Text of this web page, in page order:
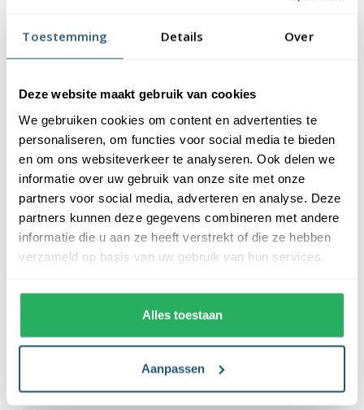
Toestemming Details Over
Deze website maakt gebruik van cookies
We gebruiken cookies om content en advertenties te
personaliseren, om functies voor social media te bieden
en om ons websiteverkeer te analyseren. Ook delen we
informatie over uw gebruik van onze site met onze
partners voor social media, adverteren en analyse. Deze
partners kunnen deze gegevens combineren met andere
informatie die u aan ze heeft verstrekt of die ze hebben
verzameld op basis van uw gebruik van hun services.
Alles toestaan
Aanpassen
vlaggendoek (115 gr/m2). De vlag heeft een kwalitatieve
maanden bij continue gebruik. De levensduur is afhankelijk van
de locatie en weersomstandigheden.
Voordelen van de Seychelse vlag kopen bij
Vlaggen Unie
De Seychelse vlag wordt standaard uit eigen voorraad geleverd,
wat zorgt voor een snelle levering. Ook zijn onze vlaggen
voorzien van een hoogwaardige afwerking. Ze zijn voorzien van
ons profiteer je van de volgende voordelen:
✓ altijd de laagste prijs garantie
✓ verkrijgbaar in de meest voorkomende formaten
✓ scherpe bedrukking en heldere kleuren